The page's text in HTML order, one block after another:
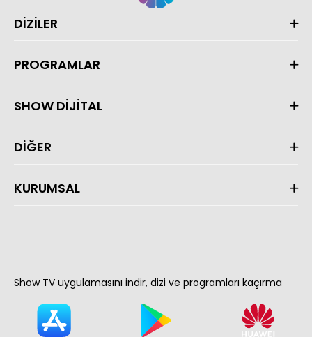
DİZİLER
PROGRAMLAR
SHOW DİJİTAL
DİĞER
KURUMSAL
Show TV uygulamasını indir, dizi ve programları kaçırma